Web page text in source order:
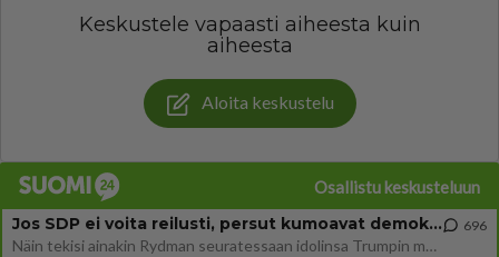
Keskustele vapaasti aiheesta kuin
aiheesta
Aloita keskustelu
Osallistu keskusteluun
Jos SDP ei voita reilusti, persut kumoavat demokratian Suomesta
Näin tekisi ainakin Rydman seuratessaan idolinsa Trumpin mallia https://www.is.fi/politiikka/art-2000012187244.html
696